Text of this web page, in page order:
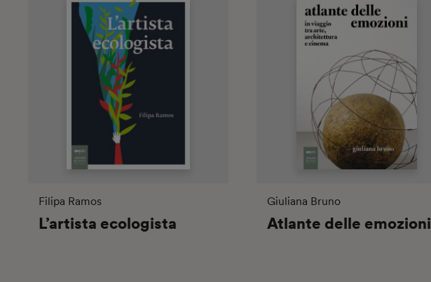
Filipa Ramos
L’artista ecologista
Giuliana Bruno
Atlante delle emozioni